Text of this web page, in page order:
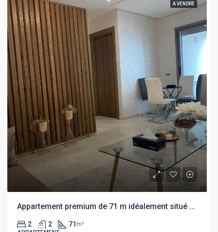
A VENDRE
Appartement premium de 71 m idéalement situé sur Bd principal «Annasr»
2 2 71 m²